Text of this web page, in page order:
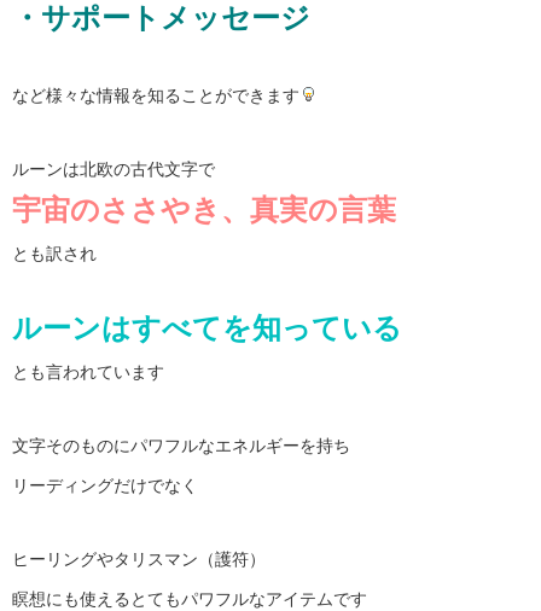
・サポートメッセージ
など様々な情報を知ることができます
ルーンは北欧の古代文字で
宇宙のささやき、真実の言葉
とも訳され
ルーンはすべてを知っている
とも言われています
文字そのものにパワフルなエネルギーを持ち
リーディングだけでなく
ヒーリングやタリスマン（護符）
瞑想にも使えるとてもパワフルなアイテムです